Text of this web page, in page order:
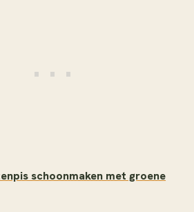
schoonmaken met groene